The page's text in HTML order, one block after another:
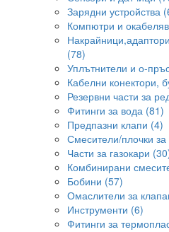
Зарядни устройства
Компютри и
(78)
Уплътнители и о-
Кабелни конектори,
Резервни части за
Фитинги за вода (81)
Предпазни клапи (4)
Смесители/плочки за
Части за газокари
Комбинирани
Бобини (57)
Омаслители за
Инструменти (6)
Фитинги за